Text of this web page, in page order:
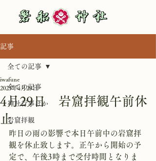
記事
全ての記事
神社行事ほか
岩窟拝観
全ての記事
4月29日 岩窟拝観午前休
止
iwafune
2025年4月29日
昨日の雨の影響で本日午前中の岩窟拝
観を休止致します。正午から開始の予
定で、午後3時まで受付時間となりま